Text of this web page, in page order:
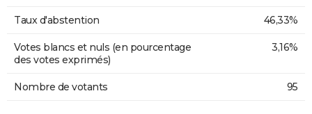
Taux d'abstention 46,33%
Votes blancs et nuls (en pourcentage
des votes exprimés)
3,16%
Nombre de votants 95